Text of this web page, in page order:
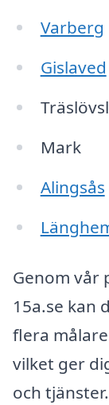
Varberg
Gislaved
Mark
Alingsås
Genom vår
15a.se kan
flera
vilket ger
och